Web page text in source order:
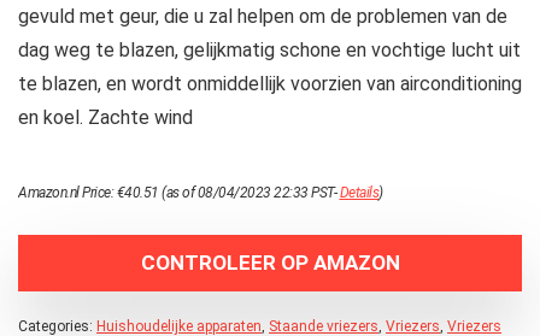
gevuld met geur, die u zal helpen om de problemen van de
dag weg te blazen, gelijkmatig schone en vochtige lucht uit
te blazen, en wordt onmiddellijk voorzien van airconditioning
en koel. Zachte wind
Amazon.nl Price:€40.51 (as of 08/04/2023 22:33 PST-Details)
CONTROLEER OP AMAZON
Categories: Huishoudelijke apparaten Staande vriezers Vriezers Vriezers